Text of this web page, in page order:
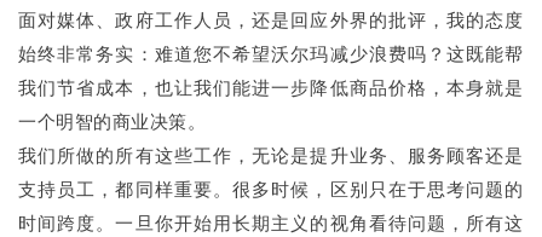
面对媒体、政府工作人员，还是回应外界的批评，我的态度
始终非常务实：难道您不希望沃尔玛减少浪费吗？这既能帮
我们节省成本，也让我们能进一步降低商品价格，本身就是
一个明智的商业决策。
我们所做的所有这些工作，无论是提升业务、服务顾客还是
支持员工，都同样重要。很多时候，区别只在于思考问题的
时间跨度。一旦你开始用长期主义的视角看待问题，所有这